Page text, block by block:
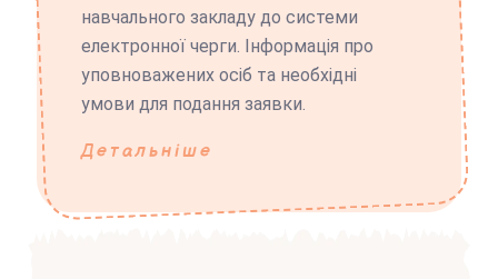
навчального закладу до системи
електронної черги. Інформація про
уповноважених осіб та необхідні
умови для подання заявки.
Детальніше